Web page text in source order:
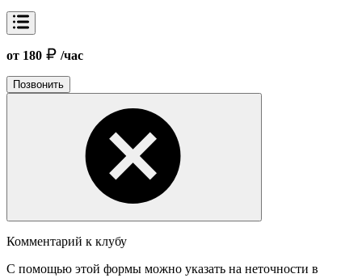
от 180 /час
Позвонить
Комментарий к клубу
С помощью этой формы можно указать на неточности в